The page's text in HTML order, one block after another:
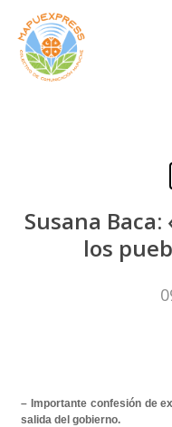
Skip
main
Susana
los
– Importante confesión de
salida del gobierno.